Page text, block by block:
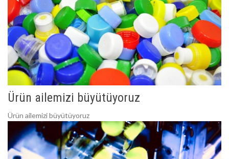
Ürün ailemizi büyütüyoruz
Ürün ailemizi büyütüyoruz